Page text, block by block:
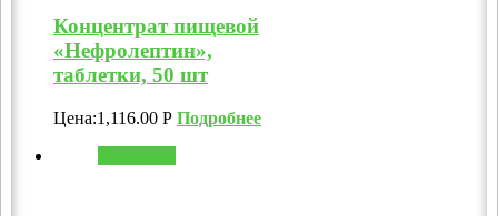
Концентрат пищевой
«Нефролептин»,
таблетки, 50 шт
Цена:1,116.00 Р Подробнее